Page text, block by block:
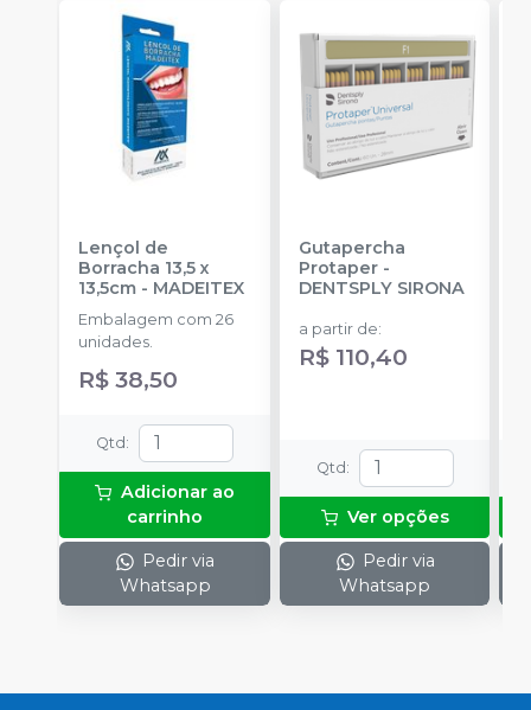
Lençol de
Borracha 13,5 x
13,5cm - MADEITEX
Embalagem com 26
unidades.
R$ 38,50
Qtd :
Adicionar ao
carrinho
Pedir via
Whatsapp
Gutapercha
Protaper-
DENTSPLY SIRONA
a partir de:
R$ 110,40
Qtd :
Ver opções
Pedir via
Whatsapp